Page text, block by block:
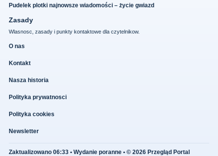
Pudelek plotki najnowsze wiadomości – życie gwiazd
Zasady
Wlasnosc, zasady i punkty kontaktowe dla czytelnikow.
O nas
Kontakt
Nasza historia
Polityka prywatnosci
Polityka cookies
Newsletter
Zaktualizowano 06:33 • Wydanie poranne • © 2026 Przegląd Portal